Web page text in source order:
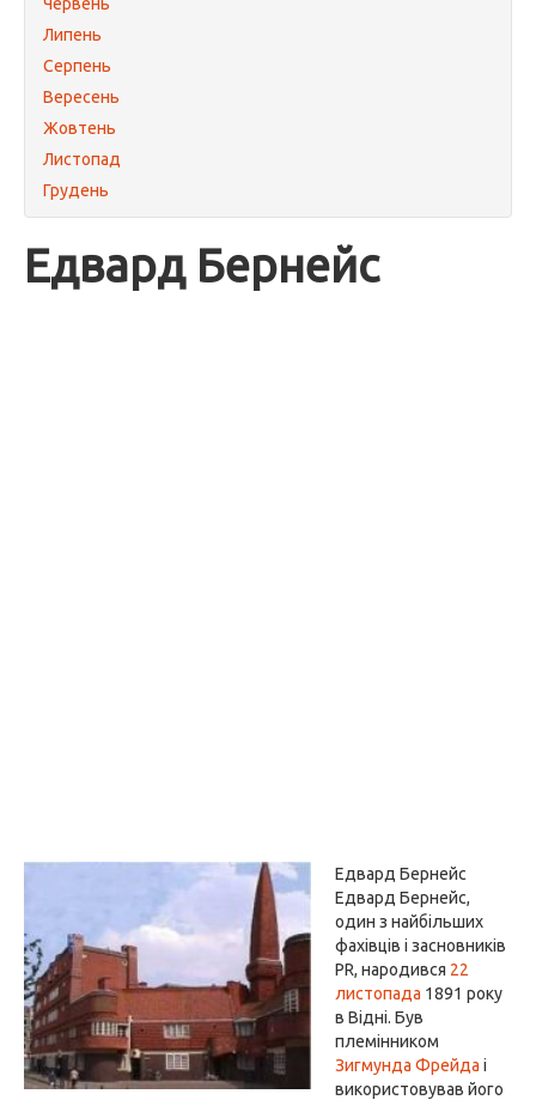
Липень
Серпень
Вересень
Жовтень
Листопад
Грудень
Едвард Бернейс
Едвард Бернейс
Едвард Бернейс,
один з найбільших
фахівців і засновників
PR, народився 22
листопада 1891 року
в Відні. Був
племінником
Зигмунда Фрейда і
використовував його